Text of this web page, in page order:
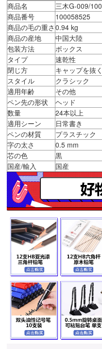
商品名
三木G-009/100
商品番号
100058525
商品の毛の重さ 0.94 kg
商品の産地
中国大陸
包装方法
ボックス
タイプ
速乾性
閉じ方
キャップを抜く
スタイル
クラシック
適用年齢
その他
ペン先の形状
ヘッド
数量
24本以上
適用シーン
日常書き
ペンの材質
プラスチック
字の太さ
0.5 mm
芯の色
黒
国産/輸入
国産